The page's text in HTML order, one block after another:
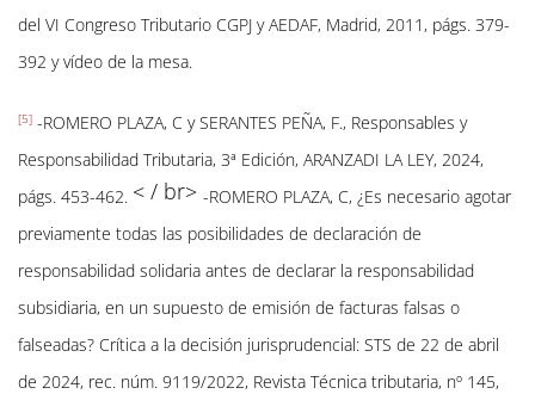
del VI Congreso Tributario CGPJ y AEDAF, Madrid, 2011, págs. 379-
392 y vídeo de la mesa.
[5] -ROMERO PLAZA, C y SERANTES PEÑA, F., Responsables y
Responsabilidad Tributaria, 3ª Edición, ARANZADI LA LEY, 2024,
págs. 453-462. < / br> -ROMERO PLAZA, C, ¿Es necesario agotar
previamente todas las posibilidades de declaración de
responsabilidad solidaria antes de declarar la responsabilidad
subsidiaria, en un supuesto de emisión de facturas falsas o
falseadas? Crítica a la decisión jurisprudencial: STS de 22 de abril
de 2024, rec. núm. 9119/2022, Revista Técnica tributaria, nº 145,